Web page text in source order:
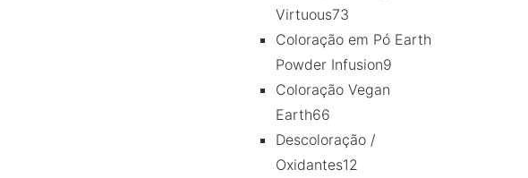
Virtuous73
Coloração em Pó Earth
Powder Infusion9
Coloração Vegan
Earth66
Descoloração /
Oxidantes12